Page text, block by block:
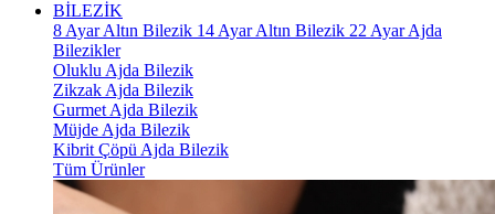
BİLEZİK
8 Ayar Altın Bilezik 14 Ayar Altın Bilezik 22 Ayar Ajda
Bilezikler
Oluklu Ajda Bilezik
Zikzak Ajda Bilezik
Gurmet Ajda Bilezik
Müjde Ajda Bilezik
Kibrit Çöpü Ajda Bilezik
Tüm Ürünler